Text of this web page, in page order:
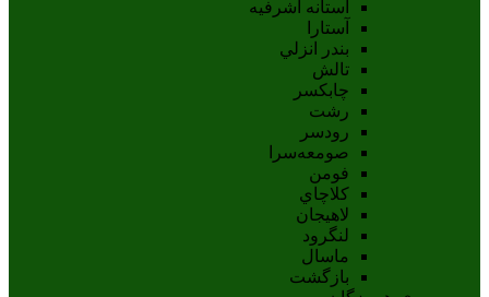
آستانه اشرفيه
آستارا
بندر انزلي
تالش
چابکسر
رشت
رودسر
صومعه‌سرا
فومن
کلاچاي
لاهيجان
لنگرود
ماسال
بازگشت